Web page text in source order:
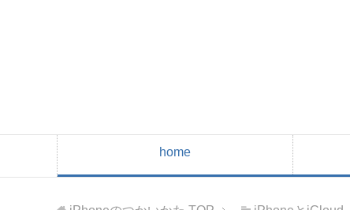
home